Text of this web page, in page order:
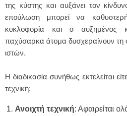
της κύστης και αυξάνει τον
επούλωση μπορεί να
κυκλοφορία και ο αυξημένος
παχύσαρκα άτομα δυσχεραίνουν τη
ιστών.
Η διαδικασία συνήθως εκτελείται
τεχνική:
Ανοιχτή τεχνική: Αφαιρείται